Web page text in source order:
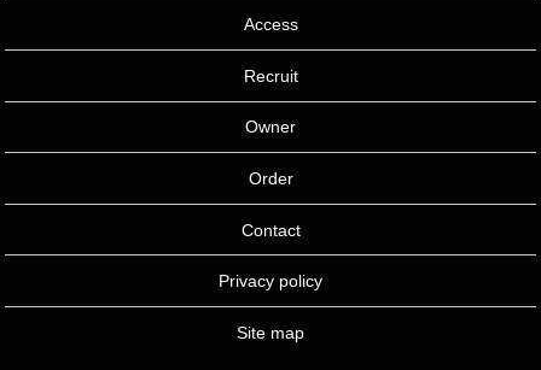
Access
Recruit
Owner
Order
Contact
Privacy policy
Site map